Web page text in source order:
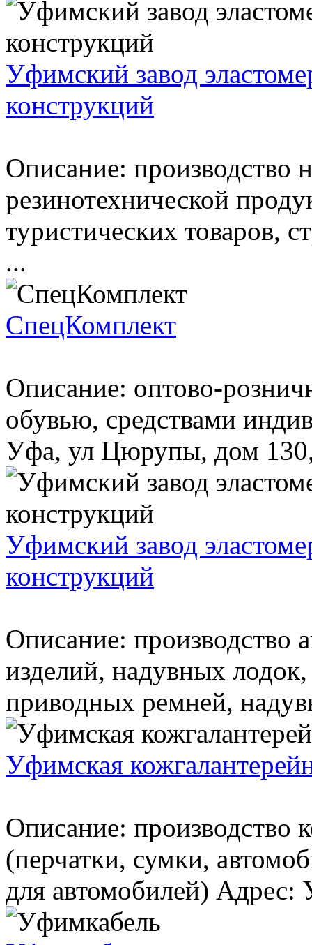
Уфим­ский за­вод
кон­струк­ций
Описание: производство
резинотехнической
туристических товаров,
...
СпецКомплект
Описание: оптово-
обувью, средствами
Уфа, ул Цюрупы, дом
Уфимский завод
конструкций
Описание: производство
изделий, надувных
приводных ремней,
Уфимская
Описание: производство
(перчатки, сумки,
для автомобилей) Адрес: